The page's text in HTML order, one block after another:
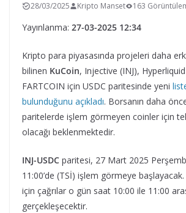
28/03/2025 Kripto Manset 163
Yayınlanma: 27-03-2025 12:34
Kripto para piyasasında projeleri daha
bilinen KuCoin, Injective (INJ),
FARTCOIN için USDC paritesinde yeni
bulunduğunu açıkladı. Borsanın daha
paritelerde işlem görmeyen coinler için
olacağı beklenmektedir.
INJ-USDC paritesi, 27 Mart 2025
11:00’de (TSİ) işlem görmeye
için çağrılar o gün saat 10:00 ile 11:00
gerçekleşecektir.